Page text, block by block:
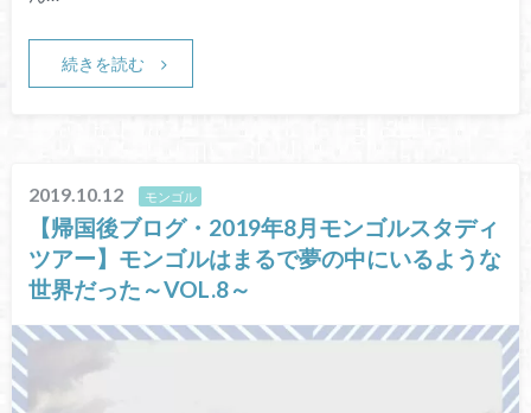
続きを読む
2019.10.12 モンゴル
【帰国後ブログ・2019年8月モンゴルスタディ
ツアー】モンゴルはまるで夢の中にいるような
世界だった～VOL.8～